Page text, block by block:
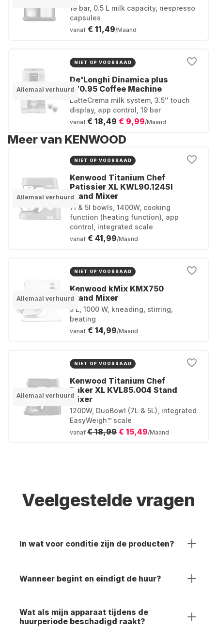
19 bar, 0.5 L milk capacity, nespresso
capsules
vanaf € 11,49/Maand
Allemaal verhuurd
NIET OP VOORRAAD
De'Longhi Dinamica plus
370.95 Coffee Machine
LatteCrema milk system, 3.5'' touch
display, app control, 19 bar
vanaf € 18,49€ 9,99/Maand
Meer van KENWOOD
Allemaal verhuurd
NIET OP VOORRAAD
Kenwood Titanium Chef
Patissier XL KWL90.124SI
Stand Mixer
7l & 5l bowls, 1400W, cooking
function (heating function), app
control, integrated scale
vanaf € 41,99/Maand
Allemaal verhuurd
NIET OP VOORRAAD
Kenwood kMix KMX750
Stand Mixer
5 L, 1000 W, kneading, stirring,
beating
vanaf € 14,99/Maand
Allemaal verhuurd
NIET OP VOORRAAD
Kenwood Titanium Chef
Baker XL KVL85.004 Stand
Mixer
1200W, DuoBowl (7L & 5L), integrated
EasyWeigh™ scale
vanaf € 18,99€ 15,49/Maand
Veelgestelde vragen
In wat voor conditie zijn de producten?
Wanneer begint en eindigt de huur?
Wat als mijn apparaat tijdens de
huurperiode beschadigd raakt?